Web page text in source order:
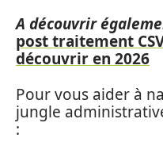
A découvrir
post traitement
découvrir en 2026
Pour vous aider à
jungle
: